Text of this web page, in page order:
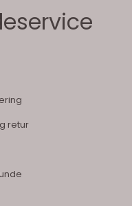
retur